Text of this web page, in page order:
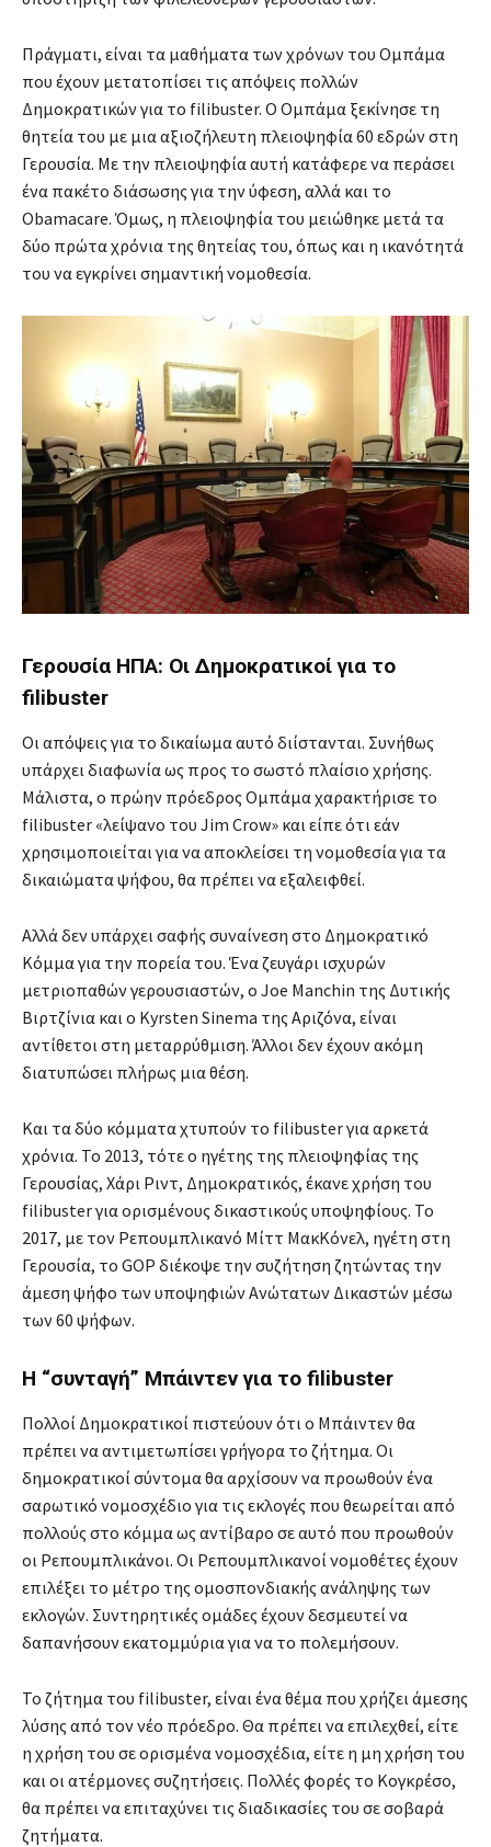
Πράγματι, είναι τα μαθήματα των χρόνων του Ομπάμα
που έχουν μετατοπίσει τις απόψεις πολλών
Δημοκρατικών για το filibuster. Ο Ομπάμα ξεκίνησε τη
θητεία του με μια αξιοζήλευτη πλειοψηφία 60 εδρών στη
Γερουσία. Με την πλειοψηφία αυτή κατάφερε να περάσει
ένα πακέτο διάσωσης για την ύφεση, αλλά και το
Obamacare. Όμως, η πλειοψηφία του μειώθηκε μετά τα
δύο πρώτα χρόνια της θητείας του, όπως και η ικανότητά
του να εγκρίνει σημαντική νομοθεσία.
Γερουσία ΗΠΑ: Οι Δημοκρατικοί για το
filibuster
Οι απόψεις για το δικαίωμα αυτό διίστανται. Συνήθως
υπάρχει διαφωνία ως προς το σωστό πλαίσιο χρήσης.
Μάλιστα, ο πρώην πρόεδρος Ομπάμα χαρακτήρισε το
filibuster «λείψανο του Jim Crow» και είπε ότι εάν
χρησιμοποιείται για να αποκλείσει τη νομοθεσία για τα
δικαιώματα ψήφου, θα πρέπει να εξαλειφθεί.
Αλλά δεν υπάρχει σαφής συναίνεση στο Δημοκρατικό
Κόμμα για την πορεία του. Ένα ζευγάρι ισχυρών
μετριοπαθών γερουσιαστών, ο Joe Manchin της Δυτικής
Βιρτζίνια και ο Kyrsten Sinema της Αριζόνα, είναι
αντίθετοι στη μεταρρύθμιση. Άλλοι δεν έχουν ακόμη
διατυπώσει πλήρως μια θέση.
Και τα δύο κόμματα χτυπούν το filibuster για αρκετά
χρόνια. Το 2013, τότε ο ηγέτης της πλειοψηφίας της
Γερουσίας, Χάρι Ριντ, Δημοκρατικός, έκανε χρήση του
filibuster για ορισμένους δικαστικούς υποψηφίους. Το
2017, με τον Ρεπουμπλικανό Μίττ ΜακΚόνελ, ηγέτη στη
Γερουσία, το GOP διέκοψε την συζήτηση ζητώντας την
άμεση ψήφο των υποψηφιών Ανώτατων Δικαστών μέσω
των 60 ψήφων.
Η “συνταγή” Μπάιντεν για το filibuster
Πολλοί Δημοκρατικοί πιστεύουν ότι ο Μπάιντεν θα
πρέπει να αντιμετωπίσει γρήγορα το ζήτημα. Οι
δημοκρατικοί σύντομα θα αρχίσουν να προωθούν ένα
σαρωτικό νομοσχέδιο για τις εκλογές που θεωρείται από
πολλούς στο κόμμα ως αντίβαρο σε αυτό που προωθούν
οι Ρεπουμπλικάνοι. Οι Ρεπουμπλικανοί νομοθέτες έχουν
επιλέξει το μέτρο της ομοσπονδιακής ανάληψης των
εκλογών. Συντηρητικές ομάδες έχουν δεσμευτεί να
δαπανήσουν εκατομμύρια για να το πολεμήσουν.
Το ζήτημα του filibuster, είναι ένα θέμα που χρήζει άμεσης
λύσης από τον νέο πρόεδρο. Θα πρέπει να επιλεχθεί, είτε
η χρήση του σε ορισμένα νομοσχέδια, είτε η μη χρήση του
και οι ατέρμονες συζητήσεις. Πολλές φορές το Κογκρέσο,
θα πρέπει να επιταχύνει τις διαδικασίες του σε σοβαρά
ζητήματα.